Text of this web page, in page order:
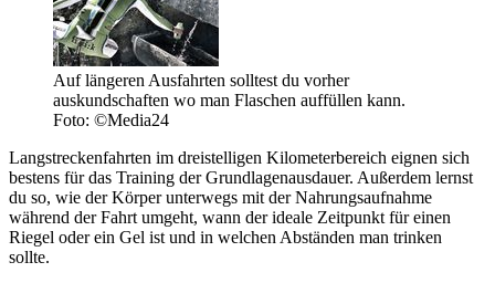
Auf längeren Ausfahrten solltest du vorher
auskundschaften wo man Flaschen auffüllen kann.
Foto: ©Media24
Langstreckenfahrten im dreistelligen Kilometerbereich eignen sich
bestens für das Training der Grundlagenausdauer. Außerdem lernst
du so, wie der Körper unterwegs mit der Nahrungsaufnahme
während der Fahrt umgeht, wann der ideale Zeitpunkt für einen
Riegel oder ein Gel ist und in welchen Abständen man trinken
sollte.